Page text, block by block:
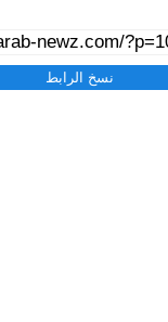
نسخ الرابط